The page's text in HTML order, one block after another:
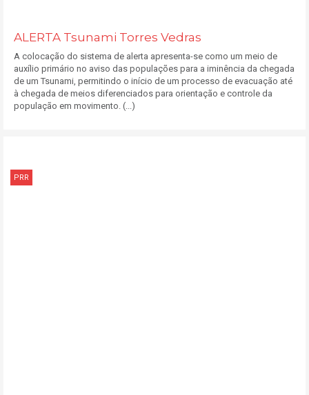
ALERTA Tsunami Torres Vedras
A colocação do sistema de alerta apresenta-se como um meio de
auxílio primário no aviso das populações para a iminência da chegada
de um Tsunami, permitindo o início de um processo de evacuação até
à chegada de meios diferenciados para orientação e controle da
população em movimento. (...)
PRR